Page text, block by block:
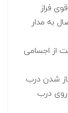
فراز
به مدار
از اجسامی
شدن درب
روی درب